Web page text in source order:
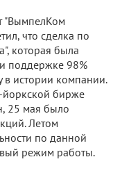
"ВымпелКом
что сделка по
которая была
поддержке 98%
в истории компании.
бирже
25 мая было
Летом
по данной
режим работы.